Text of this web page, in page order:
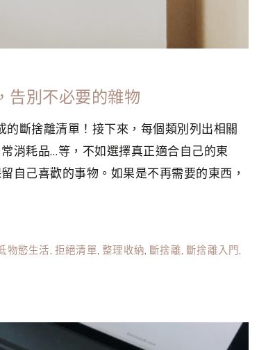
告別不必要的雜物
斷捨離清單！接下來，每個類別列出相關
消耗品…等，不如選擇真正適合自己的東
自己喜歡的事物。如果是不再需要的東西，
物慾生活, 拒絕清單, 整理收納, 斷捨離, 斷捨離入門,